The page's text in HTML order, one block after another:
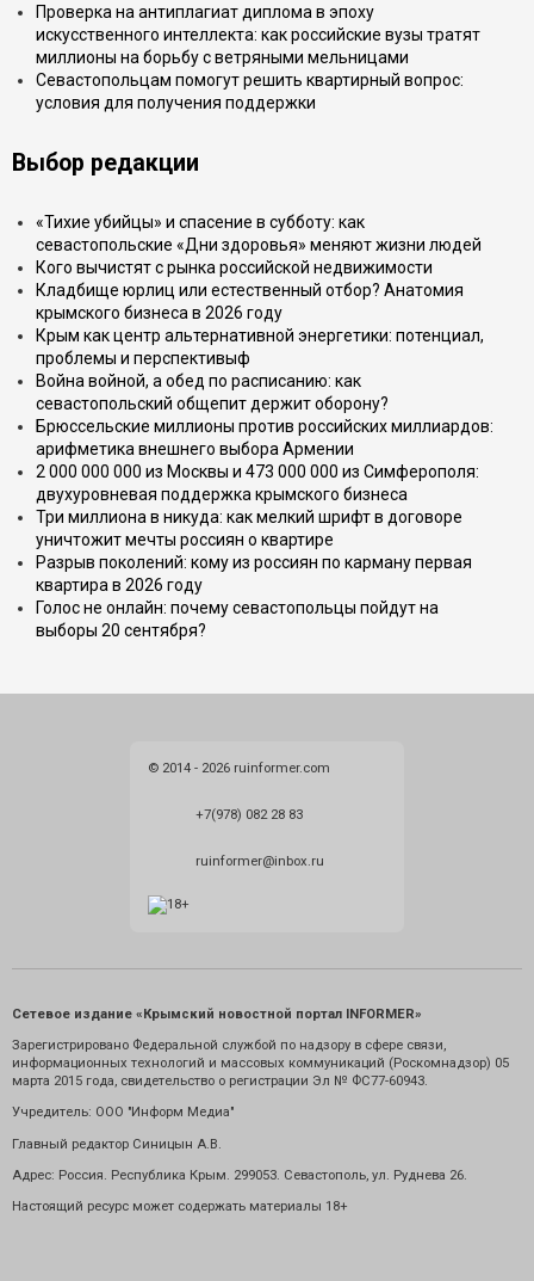
Проверка на антиплагиат диплома в эпоху
искусственного интеллекта: как российские вузы тратят
миллионы на борьбу с ветряными мельницами
Севастопольцам помогут решить квартирный вопрос:
условия для получения поддержки
Выбор редакции
«Тихие убийцы» и спасение в субботу: как
севастопольские «Дни здоровья» меняют жизни людей
Кого вычистят с рынка российской недвижимости
Кладбище юрлиц или естественный отбор? Анатомия
крымского бизнеса в 2026 году
Крым как центр альтернативной энергетики: потенциал,
проблемы и перспективыф
Война войной, а обед по расписанию: как
севастопольский общепит держит оборону?
Брюссельские миллионы против российских миллиардов:
арифметика внешнего выбора Армении
2 000 000 000 из Москвы и 473 000 000 из Симферополя:
двухуровневая поддержка крымского бизнеса
Три миллиона в никуда: как мелкий шрифт в договоре
уничтожит мечты россиян о квартире
Разрыв поколений: кому из россиян по карману первая
квартира в 2026 году
Голос не онлайн: почему севастопольцы пойдут на
выборы 20 сентября?
© 2014 - 2026 ruinformer.com
+7(978) 082 28 83
ruinformer@inbox.ru
Сетевое издание «Крымский новостной портал INFORMER»
Зарегистрировано Федеральной службой по надзору в сфере связи,
информационных технологий и массовых коммуникаций (Роскомнадзор) 05
марта 2015 года, свидетельство о регистрации Эл № ФС77-60943.
Учредитель: ООО "Информ Медиа"
Главный редактор Синицын А.В.
Адрес: Россия. Республика Крым. 299053. Севастополь, ул. Руднева 26.
Настоящий ресурс может содержать материалы 18+